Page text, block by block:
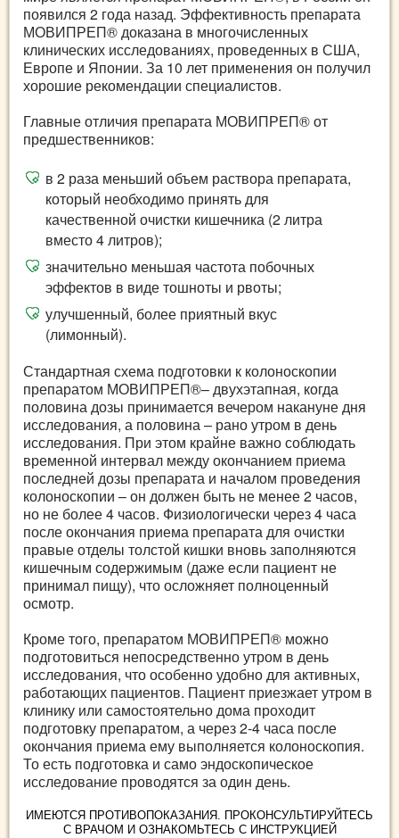
появился 2 года назад. Эффективность препарата
МОВИПРЕП® доказана в многочисленных
клинических исследованиях, проведенных в США,
Европе и Японии. За 10 лет применения он получил
хорошие рекомендации специалистов.
Главные отличия препарата МОВИПРЕП® от
предшественников:
в 2 раза меньший объем раствора препарата,
который необходимо принять для
качественной очистки кишечника (2 литра
вместо 4 литров);
значительно меньшая частота побочных
эффектов в виде тошноты и рвоты;
улучшенный, более приятный вкус
(лимонный).
Стандартная схема подготовки к колоноскопии
препаратом МОВИПРЕП®– двухэтапная, когда
половина дозы принимается вечером накануне дня
исследования, а половина – рано утром в день
исследования. При этом крайне важно соблюдать
временной интервал между окончанием приема
последней дозы препарата и началом проведения
колоноскопии – он должен быть не менее 2 часов,
но не более 4 часов. Физиологически через 4 часа
после окончания приема препарата для очистки
правые отделы толстой кишки вновь заполняются
кишечным содержимым (даже если пациент не
принимал пищу), что осложняет полноценный
осмотр.
Кроме того, препаратом МОВИПРЕП® можно
подготовиться непосредственно утром в день
исследования, что особенно удобно для активных,
работающих пациентов. Пациент приезжает утром в
клинику или самостоятельно дома проходит
подготовку препаратом, а через 2-4 часа после
окончания приема ему выполняется колоноскопия.
То есть подготовка и само эндоскопическое
исследование проводятся за один день.
ИМЕЮТСЯ ПРОТИВОПОКАЗАНИЯ. ПРОКОНСУЛЬТИРУЙТЕСЬ
С ВРАЧОМ И ОЗНАКОМЬТЕСЬ С ИНСТРУКЦИЕЙ